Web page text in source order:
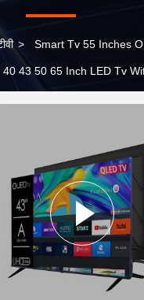
> Smart Tv 55 Inches
43 50 65 Inch LED Tv